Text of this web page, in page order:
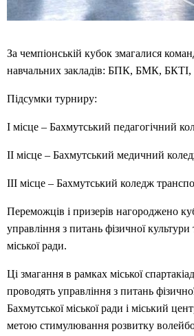
За чемпіонській кубок змагалися
навчальних закладів: БПК, БМК,
Підсумки турниру:
I місце – Бахмутський педагогічний
II місце – Бахмутський медичний
III місце – Бахмутський коледж
Переможців і призерів нагороджено
управління з питань фізичної культури
міської ради.
Ці змагання в рамках міської
проводять управління з питань
Бахмутської міської ради і міський
метою стимулювання розвитку